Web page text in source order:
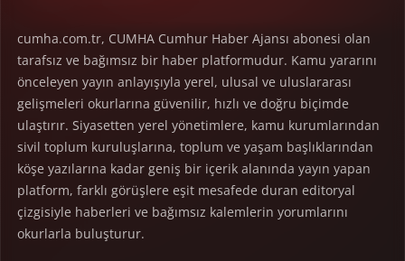
cumha.com.tr, CUMHA Cumhur Haber Ajansı abonesi olan
tarafsız ve bağımsız bir haber platformudur. Kamu yararını
önceleyen yayın anlayışıyla yerel, ulusal ve uluslararası
gelişmeleri okurlarına güvenilir, hızlı ve doğru biçimde
ulaştırır. Siyasetten yerel yönetimlere, kamu kurumlarından
sivil toplum kuruluşlarına, toplum ve yaşam başlıklarından
köşe yazılarına kadar geniş bir içerik alanında yayın yapan
platform, farklı görüşlere eşit mesafede duran editoryal
çizgisiyle haberleri ve bağımsız kalemlerin yorumlarını
okurlarla buluşturur.